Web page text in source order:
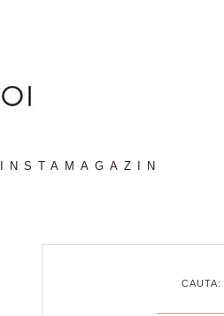
INSTAMAGAZIN
CAUTA: